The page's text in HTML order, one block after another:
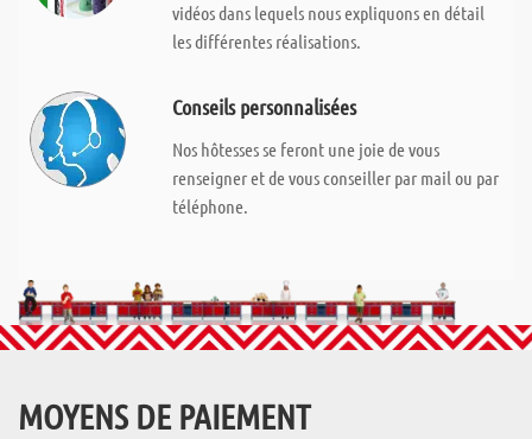
vidéos dans lequels nous expliquons en détail
les différentes réalisations.
Conseils personnalisées
Nos hôtesses se feront une joie de vous
renseigner et de vous conseiller par mail ou par
téléphone.
MOYENS DE PAIEMENT